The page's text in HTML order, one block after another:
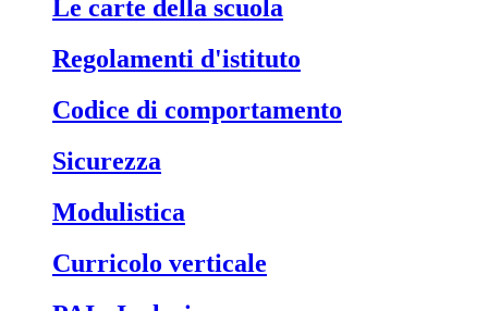
Le carte della scuola
Regolamenti d'istituto
Codice di comportamento
Sicurezza
Modulistica
Curricolo verticale